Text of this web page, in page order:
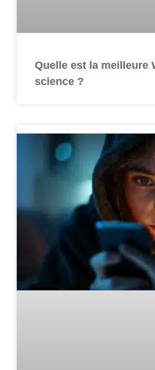
Quelle est la meilleure
science ?